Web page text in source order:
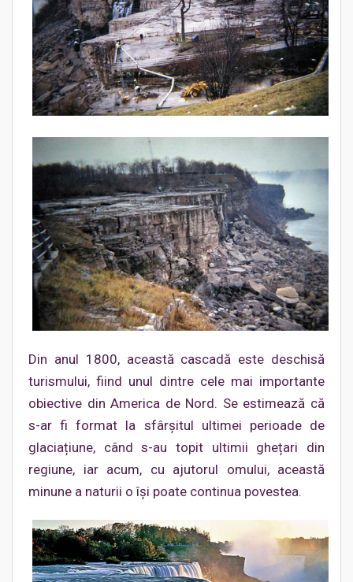
Din anul 1800, această cascadă este deschisă
turismului, fiind unul dintre cele mai importante
obiective din America de Nord. Se estimează că
s-ar fi format la sfârșitul ultimei perioade de
glaciațiune, când s-au topit ultimii ghețari din
regiune, iar acum, cu ajutorul omului, această
minune a naturii o își poate continua povestea.